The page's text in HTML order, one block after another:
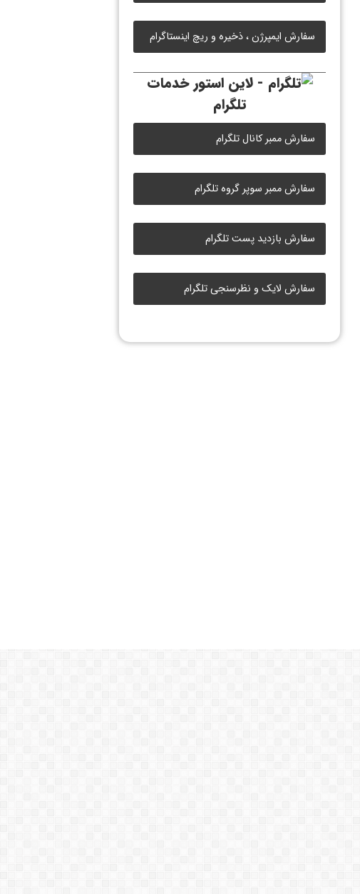
سفارش ایمپرژن ، ذخیره و ریچ اینستاگرام
خدمات
تلگرام
سفارش ممبر کانال تلگرام
سفارش ممبر سوپر گروه تلگرام
سفارش بازدید پست تلگرام
سفارش لایک و نظرسنجی تلگرام